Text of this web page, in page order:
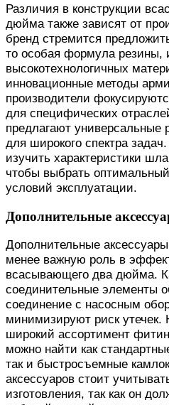
Различия в конструкции
дюйма также зависят от
бренд стремится
то особая формула резины,
высокотехнологичных
инновационные методы
производители
для специфических
предлагают
для широкого спектра
изучить характеристики
чтобы выбрать
условий эксплуатации.
Дополнительные
Дополнительные
менее важную роль в
всасывающего два дюйма.
соединительные элементы
соединение с насосным
минимизируют риск утечек.
широкий ассортимент
можно найти как
так и быстросъемные
аксессуаров стоит
изготовления, так как он